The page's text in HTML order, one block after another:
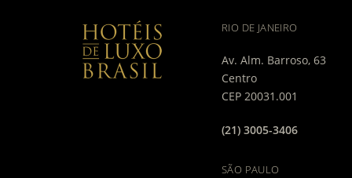
RIO DE JANEIRO
Av. Alm. Barroso, 63
Centro
CEP 20031.001
(21) 3005-3406
SÃO PAULO